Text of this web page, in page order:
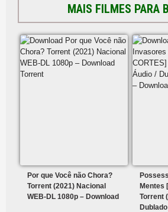
MAIS FILMES PARA
Por que Você não Chora?
Torrent (2021) Nacional
WEB-DL 1080p – Download
Mentes
Torrent